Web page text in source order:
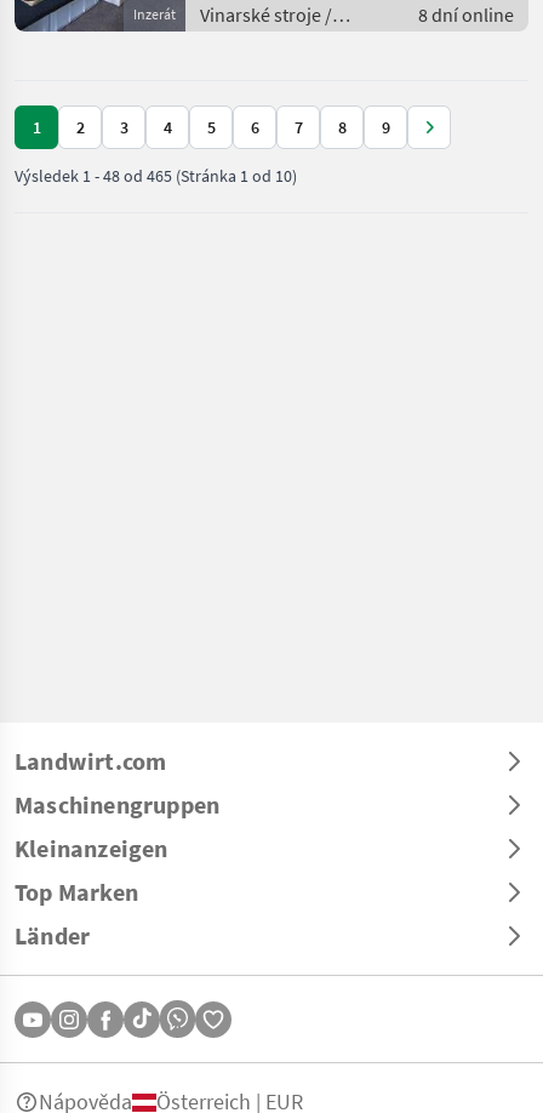
Inzerát
Vinarské stroje /
Pivničné stroje
8 dní online
1 2 3 4 5 6 7 8 9
Výsledek 1-48od 465 (Stránka 1 od 10)
Landwirt.com
Maschinengruppen
Kleinanzeigen
Top Marken
Länder
Nápověda Österreich | EUR